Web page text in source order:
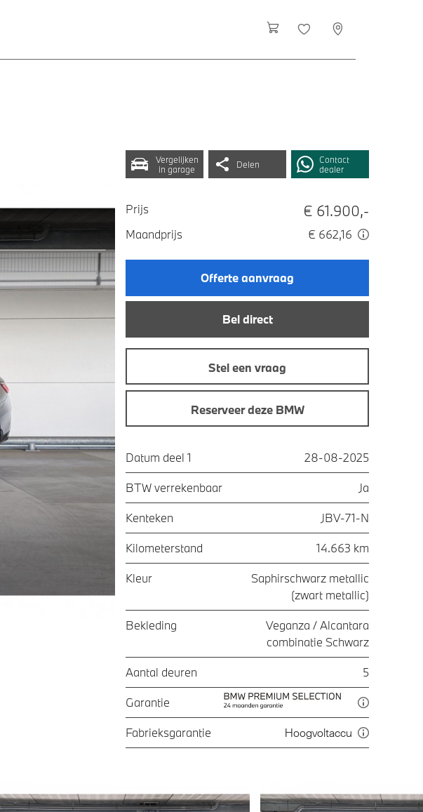
Vergelijken
in garage
Delen
Contact
dealer
Prijs € 61.900,-
Maandprijs € 662,16
Offerte aanvraag
Bel direct
Stel een vraag
Reserveer deze BMW
Datum deel 1 28-08-2025
BTW verrekenbaar Ja
Kenteken JBV-71-N
Kilometerstand 14.663 km
Kleur
Saphirschwarz metallic
(zwart metallic)
Bekleding
Veganza / Alcantara
combinatie Schwarz
Aantal deuren 5
Garantie
Fabrieksgarantie Hoogvoltaccu